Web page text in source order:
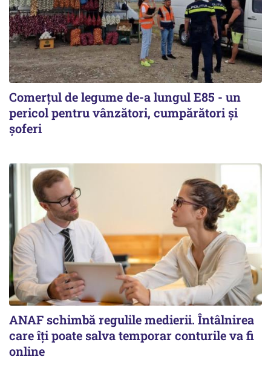
Comerțul de legume de-a lungul E85 - un
pericol pentru vânzători, cumpărători și
șoferi
ANAF schimbă regulile medierii. Întâlnirea
care îți poate salva temporar conturile va fi
online